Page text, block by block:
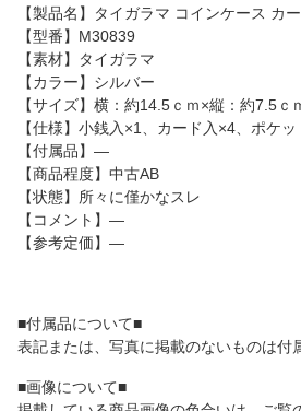
【製品名】タイガラマ コインケース カ
【型番】M30839
【素材】タイガラマ
【カラー】シルバー
【サイズ】横：約14.5ｃｍ×縦：約7.5ｃ
【仕様】小銭入×1、カード入×4、ポケッ
【付属品】―
【商品程度】中古AB
【状態】所々に僅かなスレ
【コメント】―
【参考定価】―
■付属品について■
表記または、写真に掲載のないものは付
■画像について■